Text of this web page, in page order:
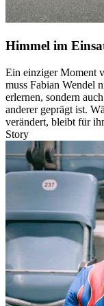
Himmel im
Ein einziger Moment
muss Fabian Wendel
erlernen, sondern
anderer geprägt ist.
verändert, bleibt für
Story